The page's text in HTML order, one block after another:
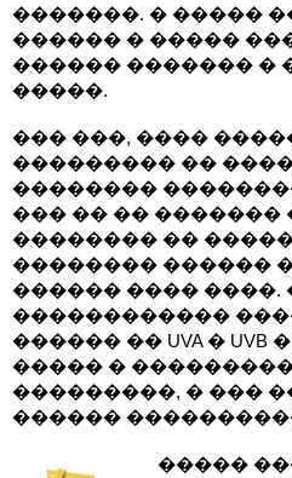
�������. � �����
������ � �����
������ ������� �
�����.
��� ���, ����
��������� ��
��������
��� �� �� �������
�������� �� �����
�������� ������
������ ����
������������
������ �� UVA �
����� �
���������, � ���
������
�����